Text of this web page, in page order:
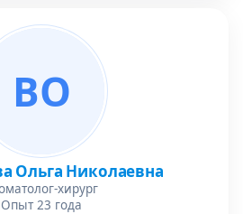
ВО
Ольга Николаевна
хирург
Опыт 23 года